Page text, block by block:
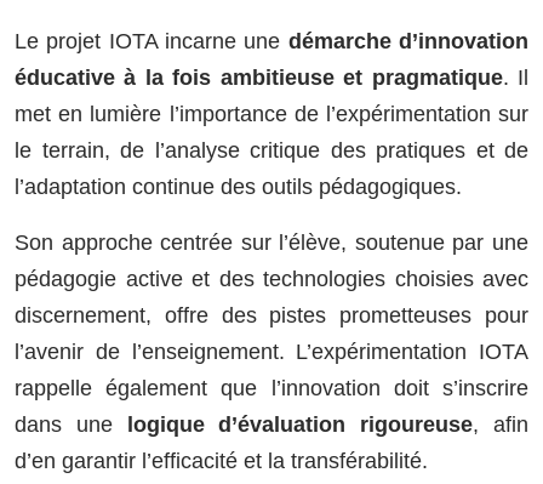
Le projet IOTA incarne une démarche d’innovation
éducative à la fois ambitieuse et pragmatique. Il
met en lumière l’importance de l’expérimentation sur
le terrain, de l’analyse critique des pratiques et de
l’adaptation continue des outils pédagogiques.
Son approche centrée sur l’élève, soutenue par une
pédagogie active et des technologies choisies avec
discernement, offre des pistes prometteuses pour
l’avenir de l’enseignement. L’expérimentation IOTA
rappelle également que l’innovation doit s’inscrire
dans une
logique d’évaluation rigoureuse, afin
d’en garantir l’efficacité et la transférabilité.